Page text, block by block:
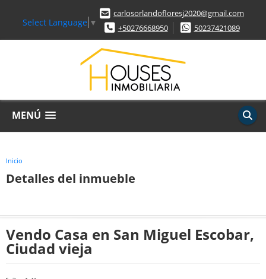
Select Language ▼
carlosorlandofloresj2020@gmail.com
+50276668950
50237421089
MENÚ
Inicio
Detalles del inmueble
Vendo Casa en San Miguel Escobar,
Ciudad vieja